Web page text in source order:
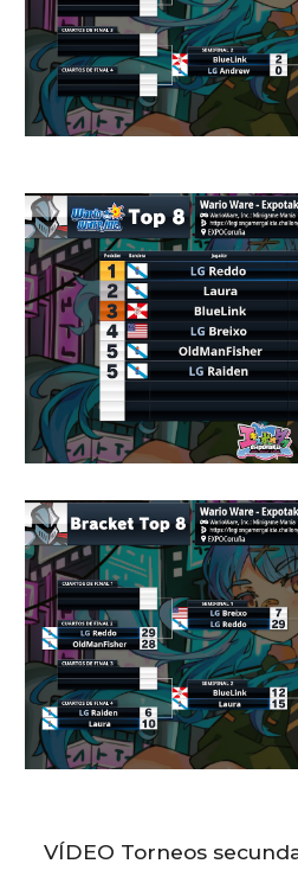
VÍDEO Torneos